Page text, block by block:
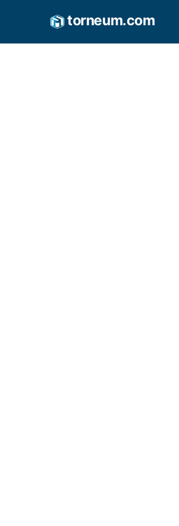
torneum.com